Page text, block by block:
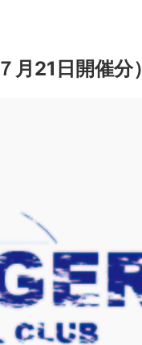
21日開催分）